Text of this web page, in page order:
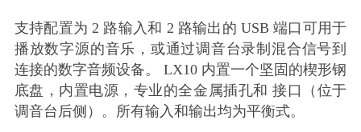
支持配置为 2 路输入和 2 路输出的 USB 端口可用于
播放数字源的音乐，或通过调音台录制混合信号到
连接的数字音频设备。 LX10 内置一个坚固的楔形钢
底盘，内置电源，专业的全金属插孔和 接口（位于
调音台后侧）。所有输入和输出均为平衡式。